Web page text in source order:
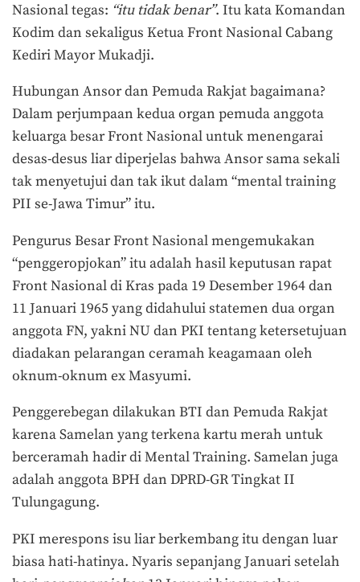
Nasional tegas: “itu tidak benar”. Itu kata Komandan
Kodim dan sekaligus Ketua Front Nasional Cabang
Kediri Mayor Mukadji.
Hubungan Ansor dan Pemuda Rakjat bagaimana?
Dalam perjumpaan kedua organ pemuda anggota
keluarga besar Front Nasional untuk menengarai
desas-desus liar diperjelas bahwa Ansor sama sekali
tak menyetujui dan tak ikut dalam “mental training
PII se-Jawa Timur” itu.
Pengurus Besar Front Nasional mengemukakan
“penggeropjokan” itu adalah hasil keputusan rapat
Front Nasional di Kras pada 19 Desember 1964 dan
11 Januari 1965 yang didahului statemen dua organ
anggota FN, yakni NU dan PKI tentang ketersetujuan
diadakan pelarangan ceramah keagamaan oleh
oknum-oknum ex Masyumi.
Penggerebegan dilakukan BTI dan Pemuda Rakjat
karena Samelan yang terkena kartu merah untuk
berceramah hadir di Mental Training. Samelan juga
adalah anggota BPH dan DPRD-GR Tingkat II
Tulungagung.
PKI merespons isu liar berkembang itu dengan luar
biasa hati-hatinya. Nyaris sepanjang Januari setelah